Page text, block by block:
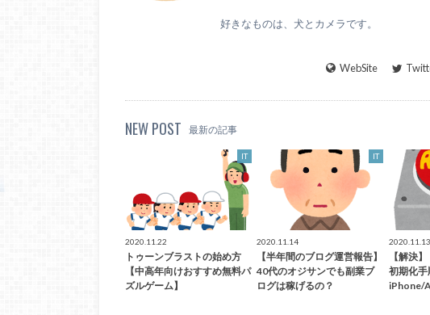
好きなものは、犬とカメラです。
WebSite
NEW POST 最新の記事
IT
2020.11.22
トゥーンブラストの始め方
【中高年向けおすすめ無料パ
ズルゲーム】
IT
2020.11.14
【半年間のブログ運営報告】
40代のオジサンでも副業ブ
ログは稼げるの？
2020.11.13
【解決
初期化手
iPhone/